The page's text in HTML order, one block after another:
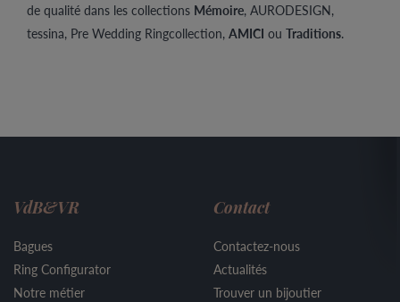
de qualité dans les collections Mémoire, AURODESIGN,
tessina, Pre Wedding Ringcollection, AMICI ou Traditions.
VdB&VR
Bagues
Ring Configurator
Notre métier
Contact
Contactez-nous
Actualités
Trouver un bijoutier